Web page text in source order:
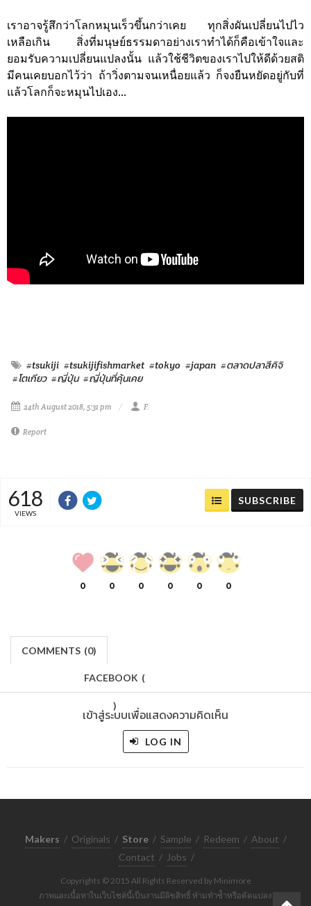
เราอาจรู้สึกว่าโลกหมุนเร็วขึ้นกว่าเคย ทุกสิ่งผันเปลี่ยนไปไว
เหลือเกิน สิ่งที่มนุษย์ธรรมดาอย่างเราทำได้ก็คือเข้าใจและ
ยอมรับความเปลี่ยนแปลงนั้น แล้วใช้ชีวิตของเราไปให้ดีด้วยสติ
มีคนเคยบอกไว้ว่า ถ้าวิ่งตามจนเหนื่อยแล้ว ก็จงยืนหยัดอยู่กับที่
แล้วโลกก็จะหมุนไปเอง...
#tsukiji #tsukijifishmarket #tokyo #japan #ตลาดปลาสึคิจิ
#โตเกียว #ญี่ปุ่น #ญี่ปุ่นที่คุ้นเคย
24th August 2018, 5:31 pm F.
Report
618
VIEWS
SUBSCRIBE
0 0 0 0 0 0
COMMENTS (0)
FACEBOOK (
)
เข้าสู่ระบบเพื่อแสดงความคิดเห็น
LOG IN
Makers / Originals / Store / Sample / Redeem / About /
Contact / Jobs /
Copyrights © 2015 All Rights Reserved by Minimore
ภาพและเนื้อหาในเว็บไซต์นี้เป็นงานมีลิขสิทธิ์ ห้ามทำซ้ำหรือดัดแปลง